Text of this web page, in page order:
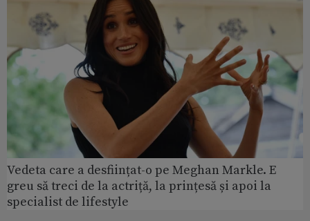
Vedeta care a desființat-o pe Meghan Markle. E
greu să treci de la actriță, la prințesă și apoi la
specialist de lifestyle